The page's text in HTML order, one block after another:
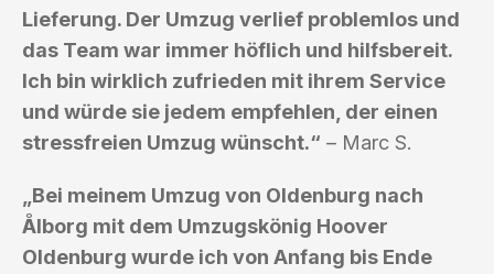
Lieferung. Der Umzug verlief problemlos und
das Team war immer höflich und hilfsbereit.
Ich bin wirklich zufrieden mit ihrem Service
und würde sie jedem empfehlen, der einen
stressfreien Umzug wünscht.“ – Marc S.
„Bei meinem Umzug von Oldenburg nach
Ålborg mit dem Umzugskönig Hoover
Oldenburg wurde ich von Anfang bis Ende